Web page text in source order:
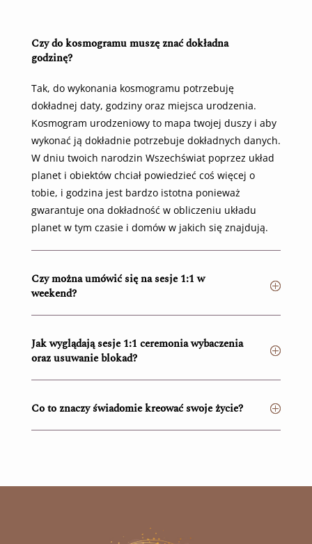
Czy do kosmogramu muszę znać dokładna
godzinę?
Tak, do wykonania kosmogramu potrzebuję
dokładnej daty, godziny oraz miejsca urodzenia.
Kosmogram urodzeniowy to mapa twojej duszy i aby
wykonać ją dokładnie potrzebuje dokładnych danych.
W dniu twoich narodzin Wszechświat poprzez układ
planet i obiektów chciał powiedzieć coś więcej o
tobie, i godzina jest bardzo istotna ponieważ
gwarantuje ona dokładność w obliczeniu układu
planet w tym czasie i domów w jakich się znajdują.
Czy można umówić się na sesje 1:1 w
weekend?
Jak wyglądają sesje 1:1 ceremonia wybaczenia
oraz usuwanie blokad?
Co to znaczy świadomie kreować swoje życie?